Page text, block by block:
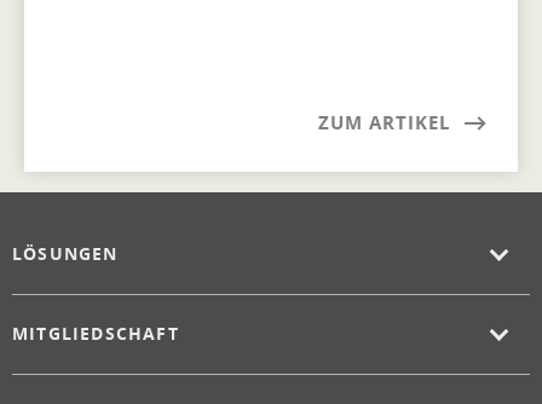
ZUM ARTIKEL
LÖSUNGEN
MITGLIEDSCHAFT